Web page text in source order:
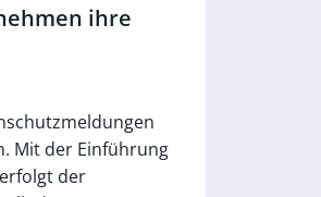
ihre
Mit der Einführung
der